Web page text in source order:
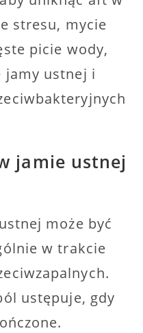
stresu, mycie
picie wody,
jamy ustnej i
jamie ustnej
może być
w trakcie
ustępuje, gdy